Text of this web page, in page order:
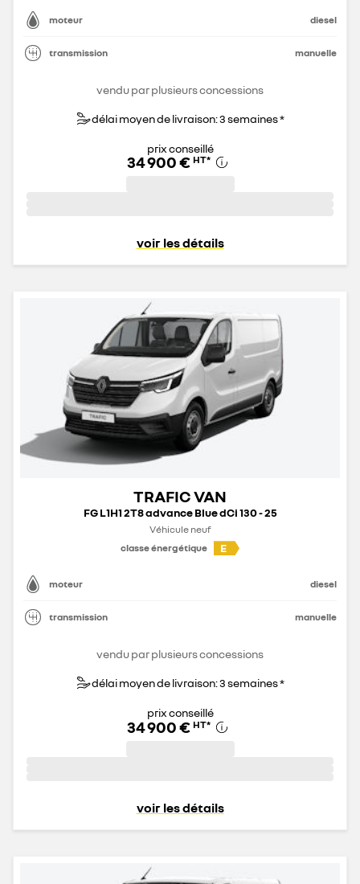
moteur diesel
transmission manuelle
vendu par plusieurs concessions
délai moyen de livraison: 3 semaines *
prix conseillé
34 900 € HT*
voir les détails
TRAFIC VAN
FG L1H1 2T8 advance Blue dCi 130 - 25
Véhicule neuf
classe énergétique
E
moteur diesel
transmission manuelle
vendu par plusieurs concessions
délai moyen de livraison: 3 semaines *
prix conseillé
34 900 € HT*
voir les détails